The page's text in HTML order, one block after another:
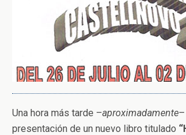
Una hora más tarde –aproximadamente
presentación de un nuevo libro titulado